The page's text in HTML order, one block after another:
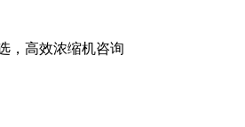
，高效浓缩机咨询